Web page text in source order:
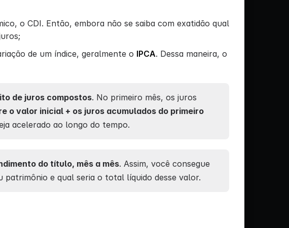
o CDI. Então, embora não se saiba com exatidão qual
de um índice, geralmente o IPCA. Dessa maneira, o
de juros compostos. No primeiro mês, os juros
o valor inicial + os juros acumulados do primeiro
acelerado ao longo do tempo.
do título, mês a mês. Assim, você consegue
patrimônio e qual seria o total líquido desse valor.